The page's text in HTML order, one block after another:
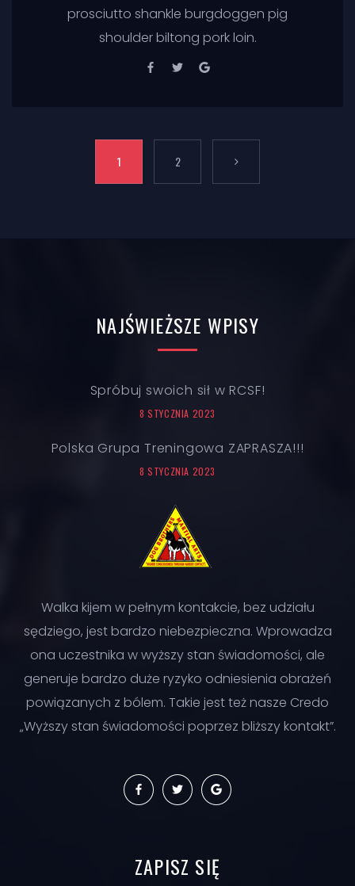
prosciutto shankle burgdoggen pig
shoulder biltong pork loin.
1 2
NAJŚWIEŻSZE WPISY
Spróbuj swoich sił w RCSF!
8 STYCZNIA 2023
Polska Grupa Treningowa ZAPRASZA!!!
8 STYCZNIA 2023
Walka kijem w pełnym kontakcie, bez udziału
sędziego, jest bardzo niebezpieczna. Wprowadza
ona uczestnika w wyższy stan świadomości, ale
generuje bardzo duże ryzyko odniesienia obrażeń
powiązanych z bólem. Takie jest też nasze Credo
„Wyższy stan świadomości poprzez bliższy kontakt”.
ZAPISZ SIĘ